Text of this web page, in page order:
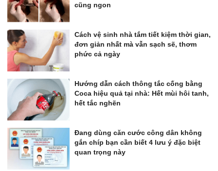
cũng ngon
Cách vệ sinh nhà tắm tiết kiệm thời gian,
đơn giản nhất mà vẫn sạch sẽ, thơm
phức cả ngày
Hướng dẫn cách thông tắc cống bằng
Coca hiệu quả tại nhà: Hết mùi hôi tanh,
hết tắc nghẽn
Đang dùng căn cước công dân không
gắn chíp bạn cần biết 4 lưu ý đặc biệt
quan trọng này